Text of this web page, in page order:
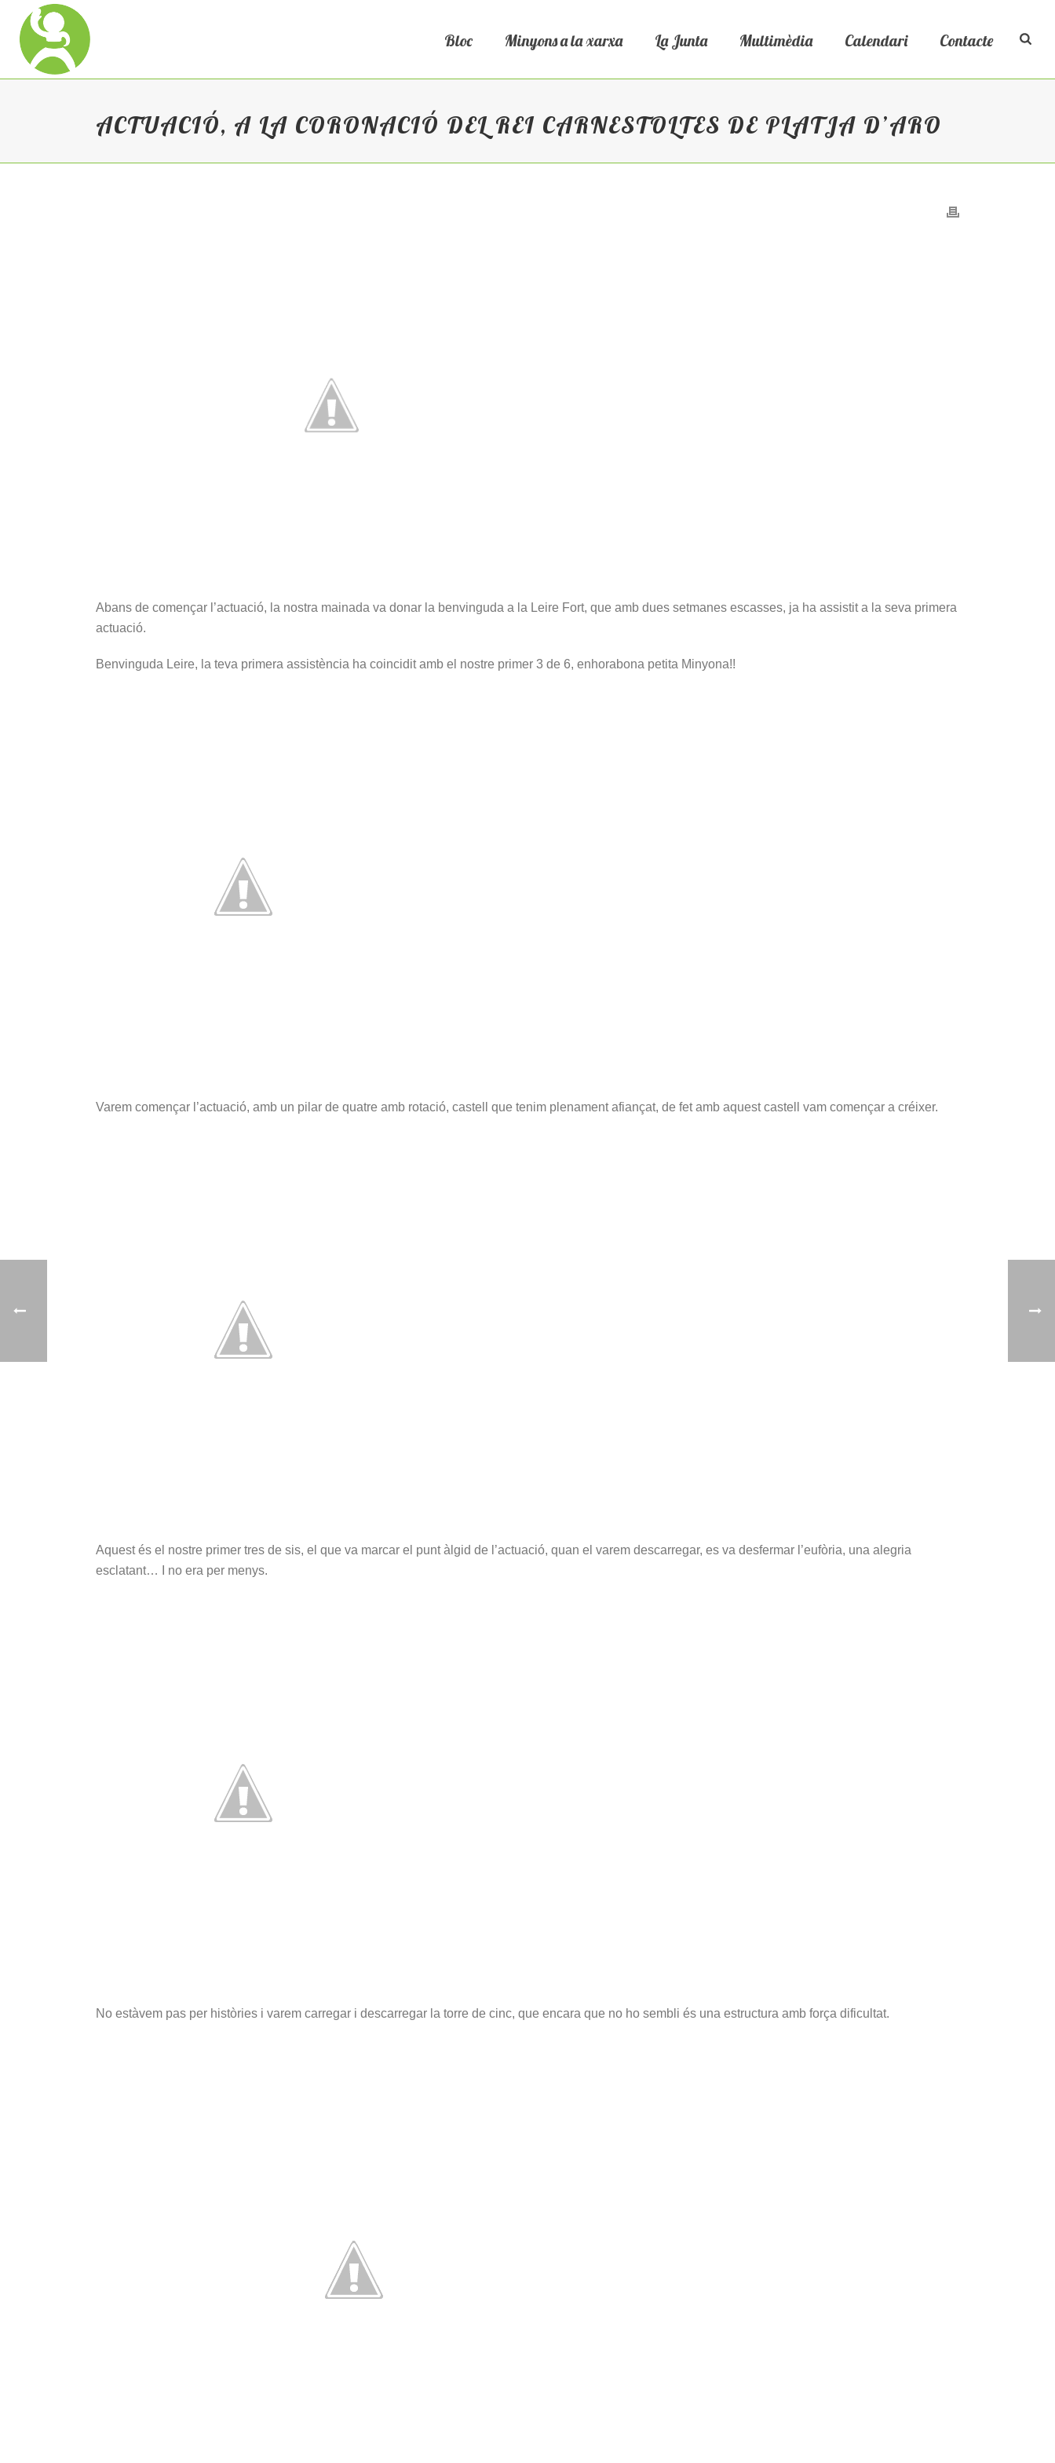
Bloc Minyons a la xarxa La Junta Multimèdia Calendari Contacte
ACTUACIÓ, A LA CORONACIÓ DEL REI CARNESTOLTES DE PLATJA D’ARO
Abans de començar l’actuació, la nostra mainada va donar la benvinguda a la Leire Fort, que amb dues setmanes escasses, ja ha assistit a la seva primera
actuació.
Benvinguda Leire, la teva primera assistència ha coincidit amb el nostre primer 3 de 6, enhorabona petita Minyona!!
Varem començar l’actuació, amb un pilar de quatre amb rotació, castell que tenim plenament afiançat, de fet amb aquest castell vam començar a créixer.
Aquest és el nostre primer tres de sis, el que va marcar el punt àlgid de l’actuació, quan el varem descarregar, es va desfermar l’eufòria, una alegria
esclatant… I no era per menys.
No estàvem pas per històries i varem carregar i descarregar la torre de cinc, que encara que no ho sembli és una estructura amb força dificultat.